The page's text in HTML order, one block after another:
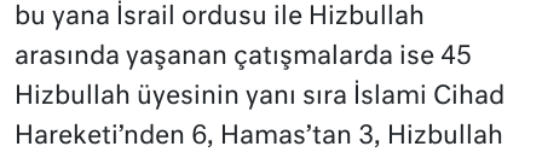
bu yana İsrail ordusu ile Hizbullah
arasında yaşanan çatışmalarda ise 45
Hizbullah üyesinin yanı sıra İslami Cihad
Hareketi’nden 6, Hamas’tan 3, Hizbullah